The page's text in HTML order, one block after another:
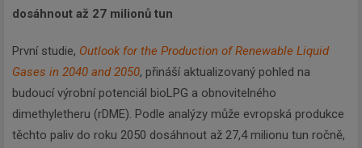
dosáhnout až 27 milionů tun
První studie, Outlook for the Production of Renewable Liquid
Gases in 2040 and 2050, přináší aktualizovaný pohled na
budoucí výrobní potenciál bioLPG a obnovitelného
dimethyletheru (rDME). Podle analýzy může evropská produkce
těchto paliv do roku 2050 dosáhnout až 27,4 milionu tun ročně,